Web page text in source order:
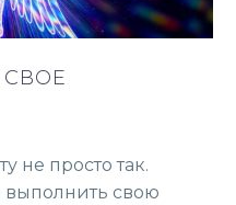
СВОЕ
не просто так.
свою